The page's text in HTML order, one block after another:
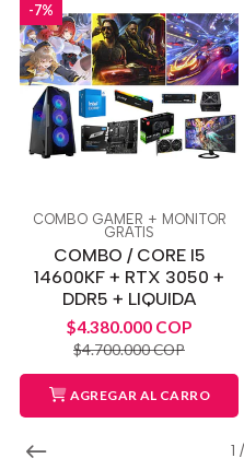
1 /
-7%
COMBO GAMER + MONITOR
GRATIS
COMBO / CORE I5
14600KF + RTX 3050 +
DDR5 + LIQUIDA
$4.380.000 COP
$4.700.000 COP
AGREGAR AL CARRO